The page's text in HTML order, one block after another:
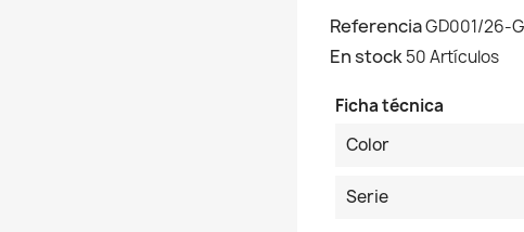
ReferenciaGD001/26-
En stock50 Artículos
Ficha técnica
Color
Serie